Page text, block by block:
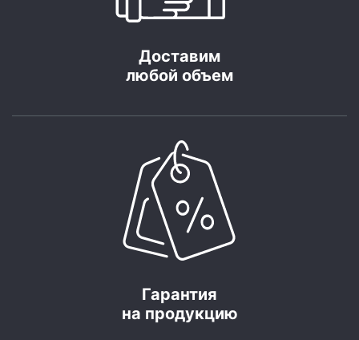
Доставим
любой объем
Гарантия
на продукцию